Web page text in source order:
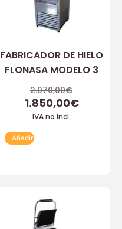
FABRICADOR DE HIELO
FLONASA MODELO 3
2.970,00€
1.850,00€
IVA no Incl.
Añadir